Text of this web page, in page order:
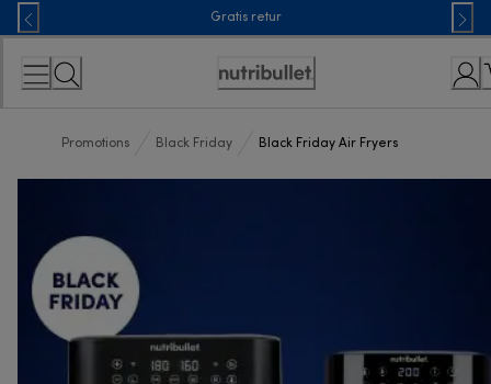
Skip
to
Content
Gratis retur
Accessibility
Promotions Black Friday Black Friday Air Fryers